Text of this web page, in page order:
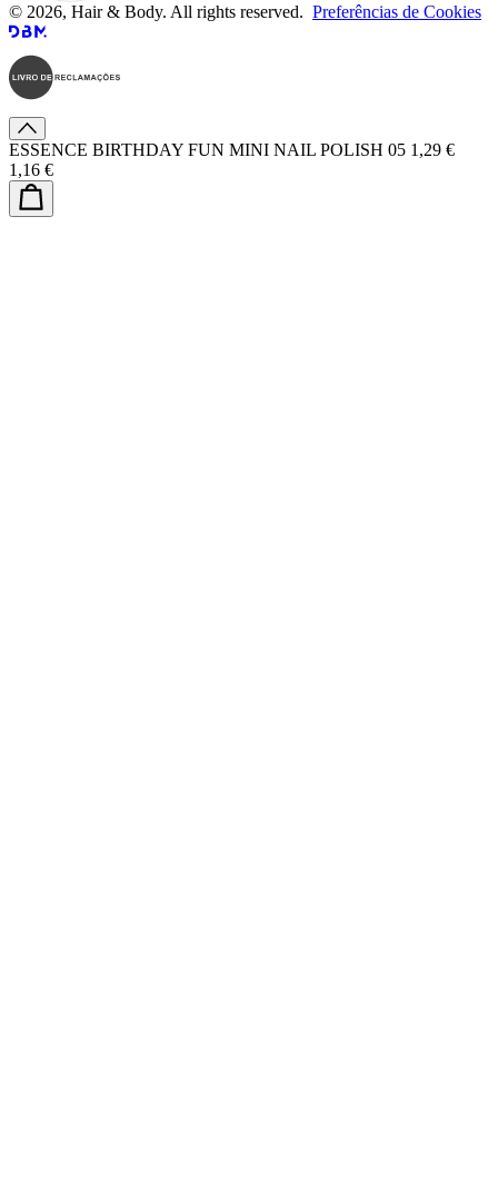
© 2026, Hair & Body. All rights reserved. Preferências de Cookies
ESSENCE BIRTHDAY FUN MINI NAIL POLISH 05 1,29 €
1,16 €